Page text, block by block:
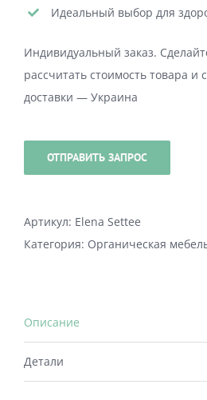
Идеальный выбор для
Индивидуальный заказ.
рассчитать стоимость товара и
доставки — Украина
ОТПРАВИТЬ ЗАПРОС
Артикул: Elena Settee
Категория: Органическая
Описание
Детали